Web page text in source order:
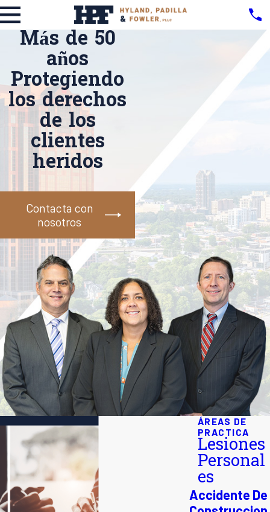
Más de 50
años
Protegiendo
los derechos
de los
clientes
heridos
Contacta con
nosotros
ÁREAS DE
PRACTICA
Lesiones
Personal
es
Accidente De